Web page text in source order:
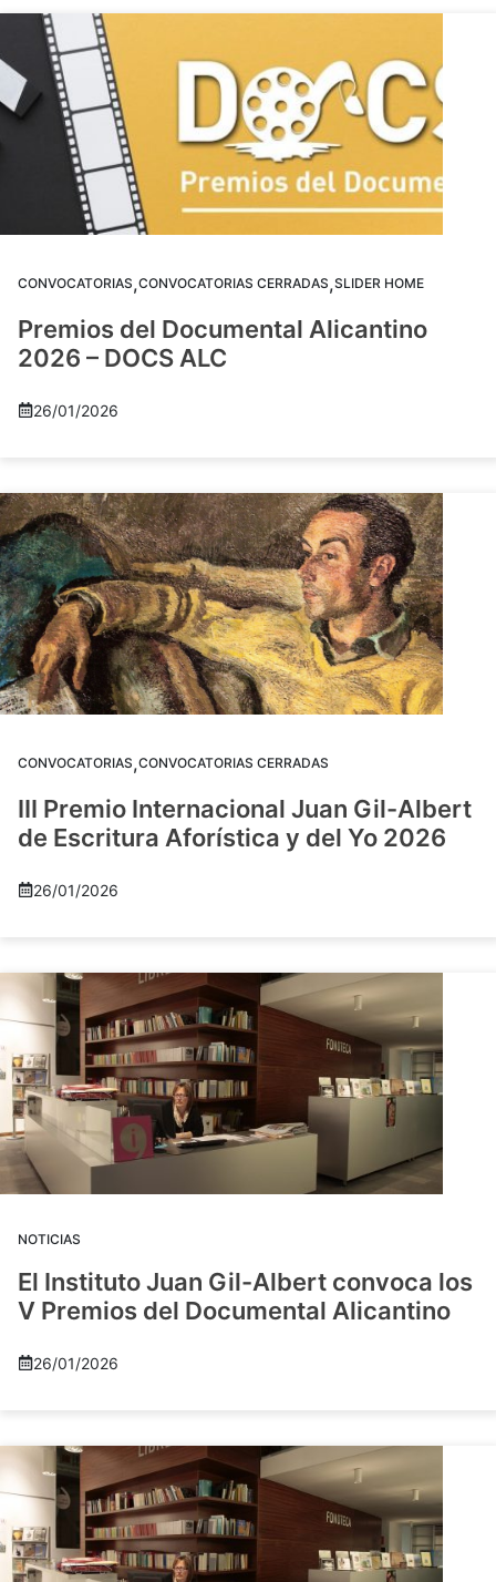
CONVOCATORIAS,CONVOCATORIAS CERRADAS,SLIDER HOME
Premios del Documental Alicantino
2026 – DOCS ALC
26/01/2026
CONVOCATORIAS,CONVOCATORIAS CERRADAS
III Premio Internacional Juan Gil-Albert
de Escritura Aforística y del Yo 2026
26/01/2026
NOTICIAS
El Instituto Juan Gil-Albert convoca los
V Premios del Documental Alicantino
26/01/2026